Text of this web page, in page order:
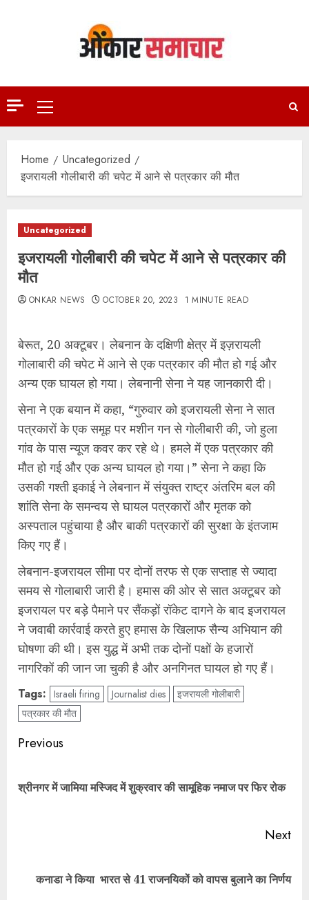
Primary
Menu
Home
Uncategorized
इजरायली गोलीबारी की चपेट में आने से पत्रकार की मौत
Uncategorized
इजरायली गोलीबारी की चपेट में आने से पत्रकार की
मौत
ONKAR NEWS OCTOBER 20, 2023 1 MINUTE READ
बेरूत, 20 अक्टूबर। लेबनान के दक्षिणी क्षेत्र में इज़रायली
गोलाबारी की चपेट में आने से एक पत्रकार की मौत हो गई और
अन्य एक घायल हो गया। लेबनानी सेना ने यह जानकारी दी।
सेना ने एक बयान में कहा, “गुरुवार को इजरायली सेना ने सात
पत्रकारों के एक समूह पर मशीन गन से गोलीबारी की, जो हुला
गांव के पास न्यूज कवर कर रहे थे। हमले में एक पत्रकार की
मौत हो गई और एक अन्य घायल हो गया।” सेना ने कहा कि
उसकी गश्‍ती इकाई ने लेबनान में संयुक्त राष्ट्र अंतरिम बल की
शांति सेना के समन्वय से घायल पत्रकारों और मृतक को
अस्पताल पहुंचाया है और बाकी पत्रकारों की सुरक्षा के इंतजाम
किए गए हैं।
लेबनान-इजरायल सीमा पर दोनों तरफ से एक सप्ताह से ज्यादा
समय से गोलाबारी जारी है। हमास की ओर से सात अक्टूबर को
इजरायल पर बड़े पैमाने पर सैंकड़ों रॉकेट दागने के बाद इजरायल
ने जवाबी कार्रवाई करते हुए हमास के खिलाफ सैन्य अभियान की
घोषणा की थी। इस युद्ध में अभी तक दोनों पक्षों के हजारों
नागरिकों की जान जा चुकी है और अनगिनत घायल हो गए हैं।
Tags: Israeli firing Journalist dies
इजरायली गोलीबारी
पत्रकार की मौत
Post
Previous
श्रीनगर में जामिया मस्जिद में शुक्रवार की सामूहिक नमाज पर फिर रोक
Next
Nextकनाडा ने किया भारत से 41 राजनयिकों को वापस बुलाने का निर्णय